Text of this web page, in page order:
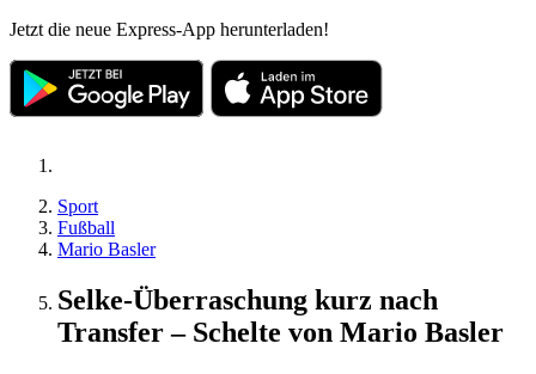
Jetzt die neue Express-App herunterladen!
Sport
Fußball
Mario Basler
Selke-Überraschung kurz nach
Transfer – Schelte von Mario Basler